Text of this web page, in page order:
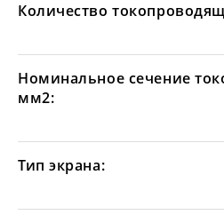
Количество
Номинальное сечение
мм2:
Тип экрана: